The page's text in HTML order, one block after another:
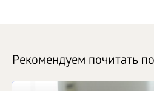
Рекомендуем почитать